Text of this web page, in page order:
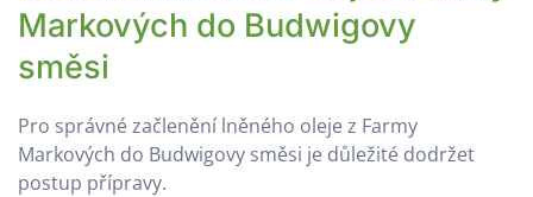
Markových do Budwigovy
směsi
Pro správné začlenění lněného oleje z Farmy
Markových do Budwigovy směsi je důležité dodržet
postup přípravy.